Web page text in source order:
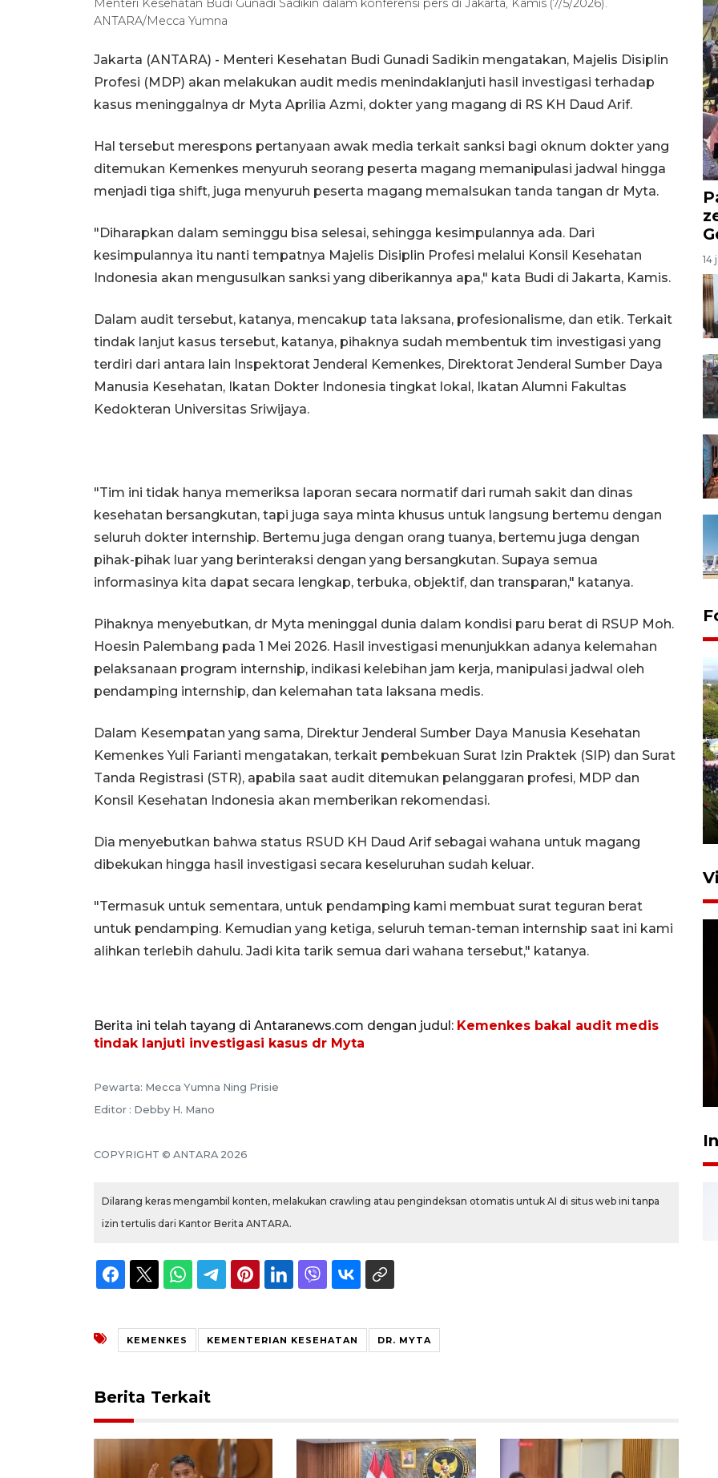
Menteri Kesehatan Budi Gunadi Sadikin dalam konferensi pers di Jakarta, Kamis (7/5/2026).
ANTARA/Mecca Yumna
Jakarta (ANTARA) - Menteri Kesehatan Budi Gunadi Sadikin mengatakan, Majelis Disiplin
Profesi (MDP) akan melakukan audit medis menindaklanjuti hasil investigasi terhadap
kasus meninggalnya dr Myta Aprilia Azmi, dokter yang magang di RS KH Daud Arif.
Hal tersebut merespons pertanyaan awak media terkait sanksi bagi oknum dokter yang
ditemukan Kemenkes menyuruh seorang peserta magang memanipulasi jadwal hingga
menjadi tiga shift, juga menyuruh peserta magang memalsukan tanda tangan dr Myta.
"Diharapkan dalam seminggu bisa selesai, sehingga kesimpulannya ada. Dari
kesimpulannya itu nanti tempatnya Majelis Disiplin Profesi melalui Konsil Kesehatan
Indonesia akan mengusulkan sanksi yang diberikannya apa," kata Budi di Jakarta, Kamis.
Dalam audit tersebut, katanya, mencakup tata laksana, profesionalisme, dan etik. Terkait
tindak lanjut kasus tersebut, katanya, pihaknya sudah membentuk tim investigasi yang
terdiri dari antara lain Inspektorat Jenderal Kemenkes, Direktorat Jenderal Sumber Daya
Manusia Kesehatan, Ikatan Dokter Indonesia tingkat lokal, Ikatan Alumni Fakultas
Kedokteran Universitas Sriwijaya.
"Tim ini tidak hanya memeriksa laporan secara normatif dari rumah sakit dan dinas
kesehatan bersangkutan, tapi juga saya minta khusus untuk langsung bertemu dengan
seluruh dokter internship. Bertemu juga dengan orang tuanya, bertemu juga dengan
pihak-pihak luar yang berinteraksi dengan yang bersangkutan. Supaya semua
informasinya kita dapat secara lengkap, terbuka, objektif, dan transparan," katanya.
Pihaknya menyebutkan, dr Myta meninggal dunia dalam kondisi paru berat di RSUP Moh.
Hoesin Palembang pada 1 Mei 2026. Hasil investigasi menunjukkan adanya kelemahan
pelaksanaan program internship, indikasi kelebihan jam kerja, manipulasi jadwal oleh
pendamping internship, dan kelemahan tata laksana medis.
Dalam Kesempatan yang sama, Direktur Jenderal Sumber Daya Manusia Kesehatan
Kemenkes Yuli Farianti mengatakan, terkait pembekuan Surat Izin Praktek (SIP) dan Surat
Tanda Registrasi (STR), apabila saat audit ditemukan pelanggaran profesi, MDP dan
Konsil Kesehatan Indonesia akan memberikan rekomendasi.
Dia menyebutkan bahwa status RSUD KH Daud Arif sebagai wahana untuk magang
dibekukan hingga hasil investigasi secara keseluruhan sudah keluar.
"Termasuk untuk sementara, untuk pendamping kami membuat surat teguran berat
untuk pendamping. Kemudian yang ketiga, seluruh teman-teman internship saat ini kami
alihkan terlebih dahulu. Jadi kita tarik semua dari wahana tersebut," katanya.
Berita ini telah tayang di Antaranews.com dengan judul: Kemenkes bakal audit medis
tindak lanjuti investigasi kasus dr Myta
Pewarta: Mecca Yumna Ning Prisie
Editor : Debby H. Mano
COPYRIGHT © ANTARA 2026
Dilarang keras mengambil konten, melakukan crawling atau pengindeksan otomatis untuk AI di situs web ini tanpa
izin tertulis dari Kantor Berita ANTARA.
KEMENKES KEMENTERIAN KESEHATAN DR. MYTA
Berita Terkait
14
UPACARA HUT KE-78
REPUBLIK INDONESIA DI
GORONTALO
SPPG di Gorontalo jaga